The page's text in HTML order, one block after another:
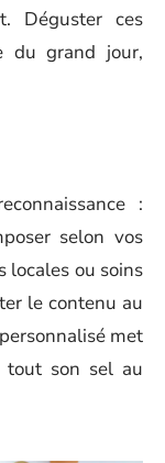
Déguster ces
du grand jour,
:
selon vos
locales ou soins
le contenu au
met
tout son sel au